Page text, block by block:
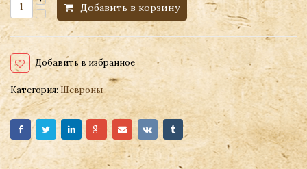
Добавить в корзину
Добавить в избранное
Категория:Шевроны